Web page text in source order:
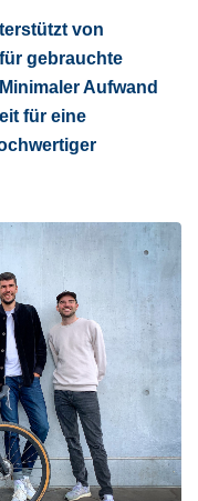
von
gebrauchte
Aufwand
für eine